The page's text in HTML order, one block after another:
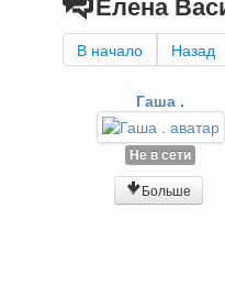
В начало Назад
Гаша .
Не в сети
Больше